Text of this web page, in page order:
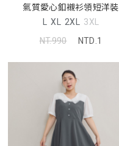
氣質愛心釦襯衫領短洋裝
L XL 2XL 3XL
NT.990
NTD.1